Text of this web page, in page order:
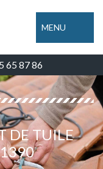
MENU
65 87 86
DE TUILE